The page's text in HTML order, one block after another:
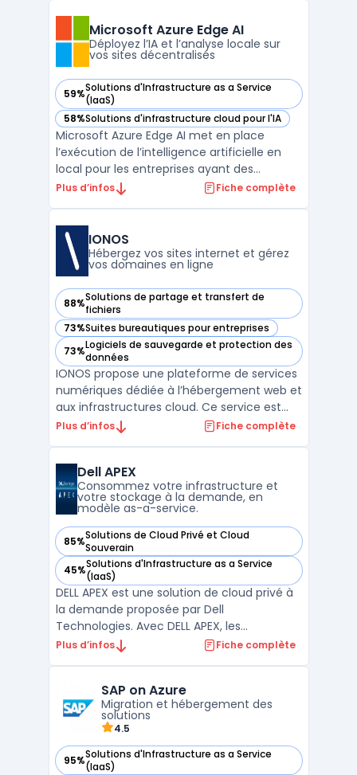
équipes IT qui souhaitent se concentrer sur
la logique app ...
Microsoft Azure Edge AI
Déployez l’IA et l’analyse locale sur
vos sites décentralisés
59%Solutions d'Infrastructure as a Service
(IaaS)
— voir Microsoft Azure Edge AI dans cette catégorie
58%Solutions d'infrastructure cloud pour l'IA
— voir Microsoft Azure Edge AI dans cette catégorie
Microsoft Azure Edge AI met en place
l’exécution de l’intelligence artificielle en
local pour les entreprises ayant des
impératifs de traitement rapide de flux de
physique géré exclusivement depuis le
cloud, destiné à exécu ...
Plus d’infos Fiche complète
IONOS
Hébergez vos sites internet et gérez
vos domaines en ligne
88%Solutions de partage et transfert de
fichiers
— voir IONOS dans cette catégorie
73%Suites bureautiques pour entreprises
— voir IONOS dans cette catégorie
73%Logiciels de sauvegarde et protection des
données
— voir IONOS dans cette catégorie
IONOS propose une plateforme de services
numériques dédiée à l’hébergement web et
aux infrastructures cloud. Ce service est
destiné aux entreprises souhaitant
le RGPD, tout en assurant la maîtrise de
leurs données. Le ...
Plus d’infos Fiche complète
Dell APEX
Consommez votre infrastructure et
votre stockage à la demande, en
modèle as-a-service.
85%Solutions de Cloud Privé et Cloud
Souverain
— voir Dell APEX dans cette catégorie
45%Solutions d'Infrastructure as a Service
(IaaS)
— voir Dell APEX dans cette catégorie
DELL APEX est une solution de cloud privé à
la demande proposée par Dell
Technologies. Avec DELL APEX, les
entreprises peuvent bénéficier d'une
spécifiques. Grâce à la capacité de
provisionner rapidement les ressources, les
Plus d’infos Fiche complète
SAP on Azure
Migration et hébergement des
solutions
4.5
95%Solutions d'Infrastructure as a Service
(IaaS)
— voir SAP on Azure dans cette catégorie